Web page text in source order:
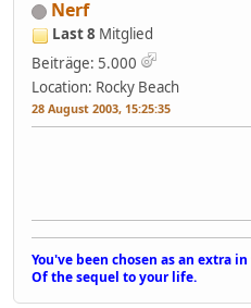
Nerf
Last 8 Mitglied
Beiträge: 5.000
Location: Rocky Beach
28 August 2003, 15:25:35
You've been chosen as an extra
Of the sequel to your life.